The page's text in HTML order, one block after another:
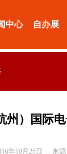
中心 自办展
州）国际
年10月28日 来源